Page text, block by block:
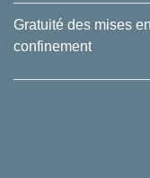
Gratuité des mises
confinement